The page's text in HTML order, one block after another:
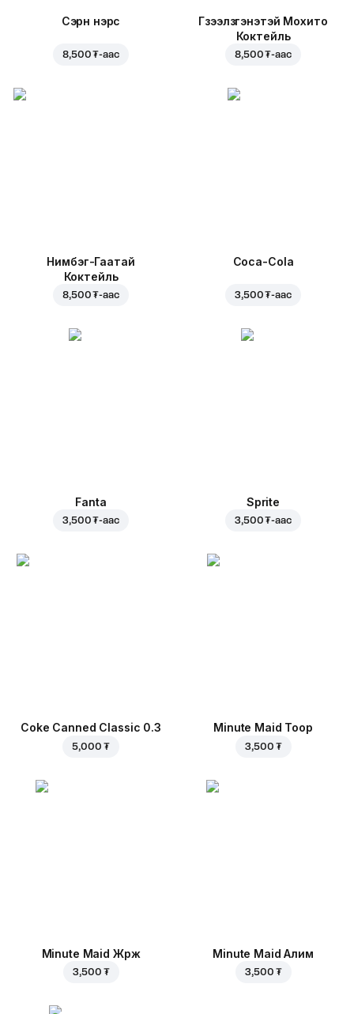
Сэрүүн нэрс
8,500 ₮-аас
Гүзээлзгэнэтэй Мохито
Коктейль
8,500 ₮-аас
Нимбэг-Гаатай
Коктейль
8,500 ₮-аас
Coca-Cola
3,500 ₮-аас
Fanta
3,500 ₮-аас
Sprite
3,500 ₮-аас
Coke Canned Classic 0.3
5,000 ₮
Minute Maid Тоор
3,500 ₮
Minute Maid Жүрж
3,500 ₮
Minute Maid Алим
3,500 ₮